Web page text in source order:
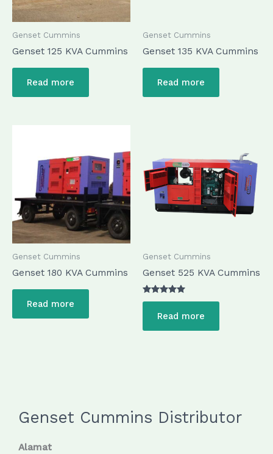
Genset Cummins
Genset 125 KVA Cummins
Read more
Genset Cummins
Genset 135 KVA Cummins
Read more
Genset Cummins
Genset 180 KVA Cummins
Read more
Genset Cummins
Genset 525 KVA Cummins
Rated
out of 5Read more
Genset Cummins Distributor
Alamat